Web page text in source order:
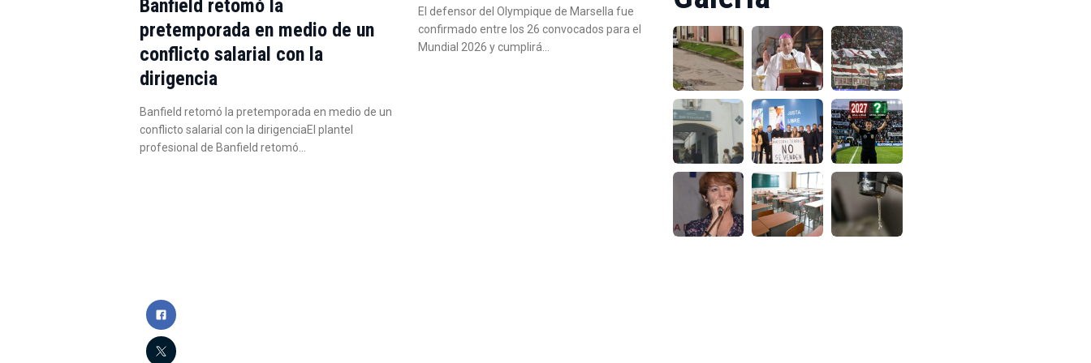
Banfield retomó la
pretemporada en medio de un
conflicto salarial con la
dirigencia
Banfield retomó la pretemporada en medio de un
conflicto salarial con la dirigenciaEl plantel
profesional de Banfield retomó…
El defensor del Olympique de Marsella fue
confirmado entre los 26 convocados para el
Mundial 2026 y cumplirá…